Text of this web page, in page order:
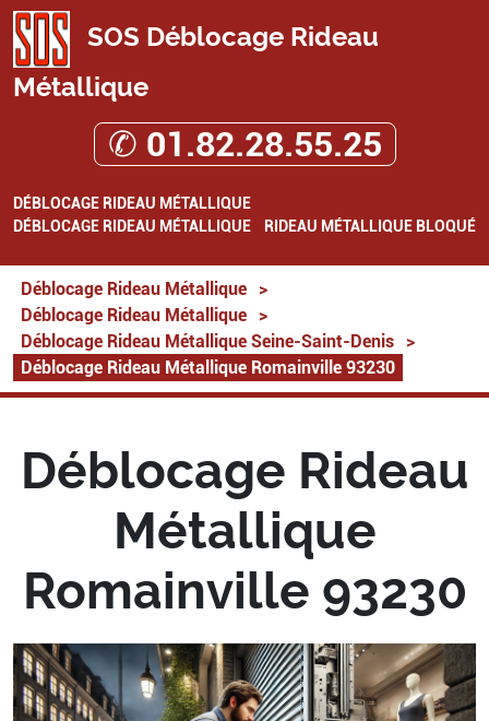
SOS Déblocage Rideau
Métallique
✆ 01.82.28.55.25
DÉBLOCAGE RIDEAU MÉTALLIQUE
DÉBLOCAGE RIDEAU MÉTALLIQUE
RIDEAU MÉTALLIQUE BLOQUÉ
Déblocage Rideau Métallique
>
Déblocage Rideau Métallique
>
Déblocage Rideau Métallique Seine-Saint-Denis
>
Déblocage Rideau Métallique Romainville 93230
Déblocage Rideau
Métallique
Romainville 93230